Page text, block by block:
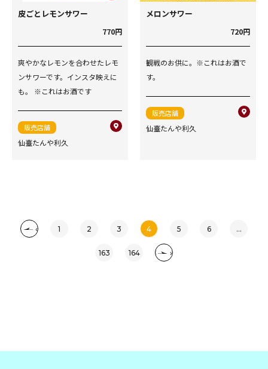
皮ごとレモンサワー
770円
爽やかなレモンを合わせたレモ
ンサワーです。インスタ映えに
も。 ※これはお酒です
販売店舗
仙臺たんや利久
メロンサワー
720円
観戦のお供に。※これはお酒で
す。
販売店舗
仙臺たんや利久
‹ 1 2 3 4 5 6 ...
163 164 ›